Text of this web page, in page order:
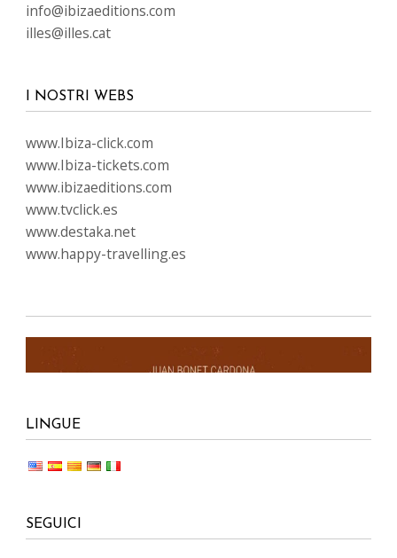
info@ibizaeditions.com
illes@illes.cat
I NOSTRI WEBS
www.Ibiza-click.com
www.Ibiza-tickets.com
www.ibizaeditions.com
www.tvclick.es
www.destaka.net
www.happy-travelling.es
LINGUE
SEGUICI